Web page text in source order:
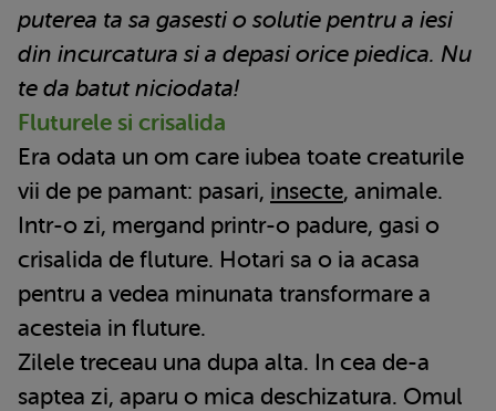
puterea ta sa gasesti o solutie pentru a iesi
din incurcatura si a depasi orice piedica. Nu
te da batut niciodata!
Fluturele si crisalida
Era odata un om care iubea toate creaturile
vii de pe pamant: pasari, insecte, animale.
Intr-o zi, mergand printr-o padure, gasi o
crisalida de fluture. Hotari sa o ia acasa
pentru a vedea minunata transformare a
acesteia in fluture.
Zilele treceau una dupa alta. In cea de-a
saptea zi, aparu o mica deschizatura. Omul